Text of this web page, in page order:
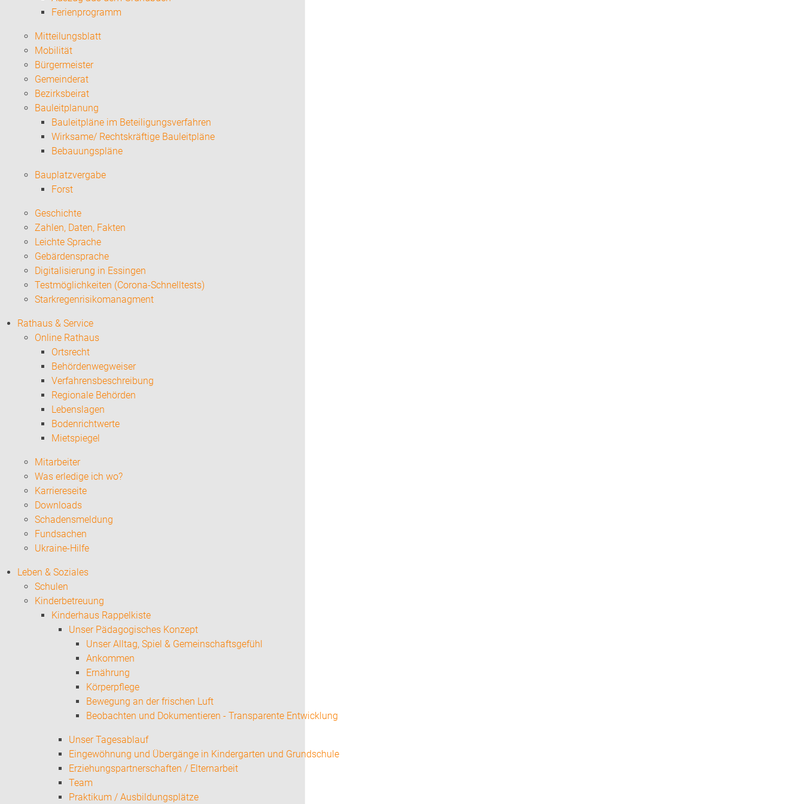
Ferienprogramm
Mitteilungsblatt
Mobilität
Bürgermeister
Gemeinderat
Bezirksbeirat
Bauleitplanung
Bauleitpläne im Beteiligungsverfahren
Wirksame/ Rechtskräftige Bauleitpläne
Bebauungspläne
Bauplatzvergabe
Forst
Geschichte
Zahlen, Daten, Fakten
Leichte Sprache
Gebärdensprache
Digitalisierung in Essingen
Testmöglichkeiten (Corona-Schnelltests)
Starkregenrisikomanagment
Rathaus & Service
Online Rathaus
Ortsrecht
Behördenwegweiser
Verfahrensbeschreibung
Regionale Behörden
Lebenslagen
Bodenrichtwerte
Mietspiegel
Mitarbeiter
Was erledige ich wo?
Karriereseite
Downloads
Schadensmeldung
Fundsachen
Ukraine-Hilfe
Leben & Soziales
Schulen
Kinderbetreuung
Kinderhaus Rappelkiste
Unser Pädagogisches Konzept
Unser Alltag, Spiel & Gemeinschaftsgefühl
Ankommen
Ernährung
Körperpflege
Bewegung an der frischen Luft
Beobachten und Dokumentieren - Transparente Entwicklung
Unser Tagesablauf
Eingewöhnung und Übergänge in Kindergarten und Grundschule
Erziehungspartnerschaften / Elternarbeit
Team
Praktikum / Ausbildungsplätze